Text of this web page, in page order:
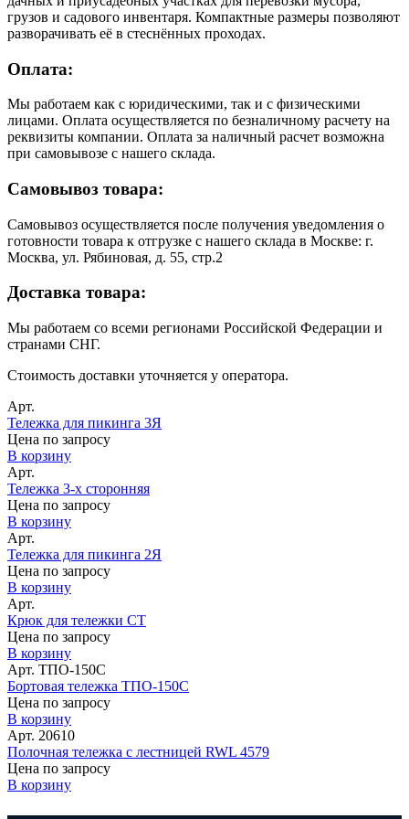
грузов и садового инвентаря. Компактные размеры позволяют
разворачивать её в стеснённых проходах.
Оплата:
Мы работаем как с юридическими, так и с физическими
лицами. Оплата осуществляется по безналичному расчету на
реквизиты компании. Оплата за наличный расчет возможна
при самовывозе с нашего склада.
Самовывоз товара:
Самовывоз осуществляется после получения уведомления о
готовности товара к отгрузке с нашего склада в Москве: г.
Москва, ул. Рябиновая, д. 55, стр.2
Доставка товара:
Мы работаем со всеми регионами Российской Федерации и
странами СНГ.
Стоимость доставки уточняется у оператора.
Арт.
Тележка для пикинга 3Я
Цена по запросу
В корзину
Арт.
Тележка 3-х сторонняя
Цена по запросу
В корзину
Арт.
Тележка для пикинга 2Я
Цена по запросу
В корзину
Арт.
Крюк для тележки СТ
Цена по запросу
В корзину
Арт. ТПО-150С
Бортовая тележка ТПО-150С
Цена по запросу
В корзину
Арт. 20610
Полочная тележка с лестницей RWL 4579
Цена по запросу
В корзину